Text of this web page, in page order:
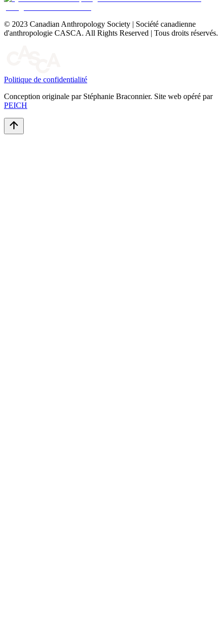
© 2023 Canadian Anthropology Society | Société canadienne
d'anthropologie CASCA. All Rights Reserved | Tous droits réservés.
Politique de confidentialité
Conception originale par Stéphanie Braconnier. Site web opéré par
PEICH